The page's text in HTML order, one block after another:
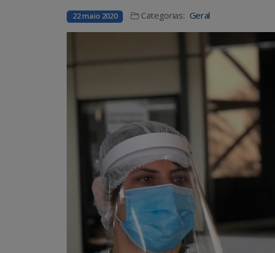
22 maio 2020 Categorias: Geral